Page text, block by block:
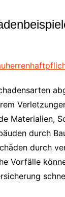
Materialien,
durch
durch
Vorfälle